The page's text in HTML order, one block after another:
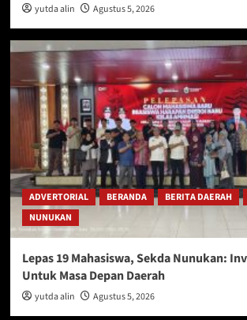
yutda alin Agustus 5, 2026
ADVERTORIAL BERANDA BERITA DAERAH
NUNUKAN
Lepas 19 Mahasiswa, Sekda Nunukan:
Untuk Masa Depan Daerah
yutda alin Agustus 5, 2026